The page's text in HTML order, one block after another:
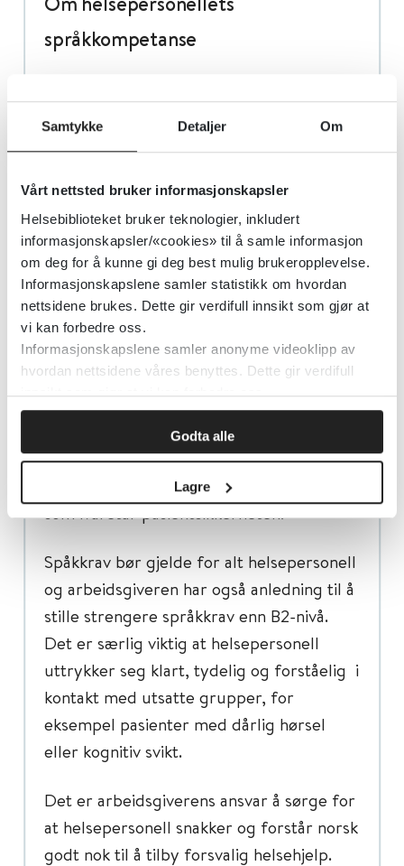
Samtykke Detaljer Om
Vårt nettsted bruker informasjonskapsler
Helsebiblioteket bruker teknologier, inkludert
informasjonskapsler/«cookies» til å samle informasjon
om deg for å kunne gi deg best mulig brukeropplevelse.
Informasjonskapslene samler statistikk om hvordan
nettsidene brukes. Dette gir verdifull innsikt som gjør at
vi kan forbedre oss.
Informasjonskapslene samler anonyme videoklipp av
hvordan nettsidene våres benyttes. Dette gir verdifull
innsikt som gjør at vi kan forbedre oss.
Godta alle
Lagre
språkkompetanse
Alle som ansettes i norsk helsevesen bør
kunne dokumentere norsk på B2-nivå,
både skriftlig og muntlig. Fastsettelse av
språkkrav på B2-nivå er hjemlet i forskrift
om tilleggskrav for helsepersonell med
utdanning utenfor EØS-området.
Tilsvarende krav bør stilles også for
helsepersonell som ikke omfattes av
tilleggskravsforskriften. Helsepersonell
som kan dokumentere norsk på B2-nivå
skal kunne uttrykke seg tydelig og gjøre
seg forstått. De skal også kunne snakke
med pasienter og kollegaer på en måte
som ivaretar pasientsikkerheten.
Spåkkrav bør gjelde for alt helsepersonell
og arbeidsgiveren har også anledning til å
stille strengere språkkrav enn B2-nivå.
Det er særlig viktig at helsepersonell
uttrykker seg klart, tydelig og forståelig i
kontakt med utsatte grupper, for
eksempel pasienter med dårlig hørsel
eller kognitiv svikt.
Det er arbeidsgiverens ansvar å sørge for
at helsepersonell snakker og forstår norsk
godt nok til å tilby forsvalig helsehjelp.